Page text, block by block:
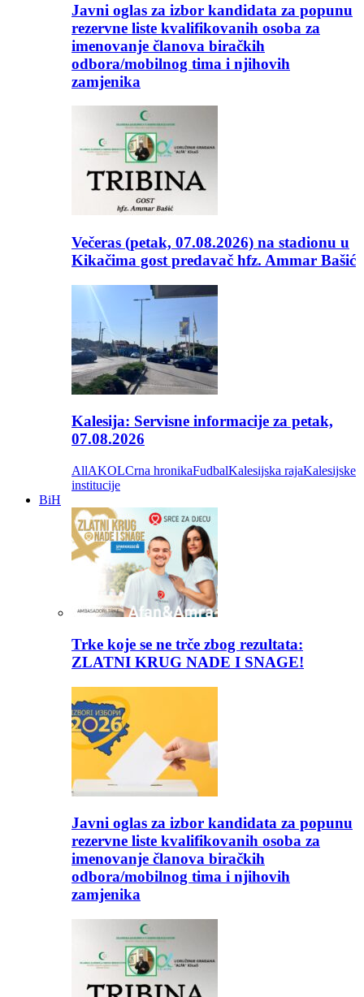
Javni oglas za izbor kandidata za popunu
rezervne liste kvalifikovanih osoba za
imenovanje članova biračkih
odbora/mobilnog tima i njihovih
zamjenika
Večeras (petak, 07.08.2026) na stadionu u
Kikačima gost predavač hfz. Ammar Bašić
Kalesija: Servisne informacije za petak,
07.08.2026
AllAKOLCrna hronikaFudbalKalesijska rajaKalesijske
institucije
BiH
Trke koje se ne trče zbog rezultata:
ZLATNI KRUG NADE I SNAGE!
Javni oglas za izbor kandidata za popunu
rezervne liste kvalifikovanih osoba za
imenovanje članova biračkih
odbora/mobilnog tima i njihovih
zamjenika